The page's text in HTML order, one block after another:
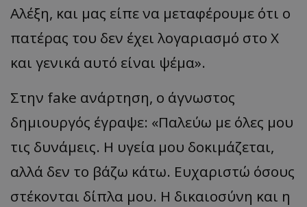
Αλέξη, και μας είπε να μεταφέρουμε ότι ο
πατέρας του δεν έχει λογαριασμό στο Χ
και γενικά αυτό είναι ψέμα».
Στην fake ανάρτηση, ο άγνωστος
δημιουργός έγραψε: «Παλεύω με όλες μου
τις δυνάμεις. Η υγεία μου δοκιμάζεται,
αλλά δεν το βάζω κάτω. Ευχαριστώ όσους
στέκονται δίπλα μου. Η δικαιοσύνη και η